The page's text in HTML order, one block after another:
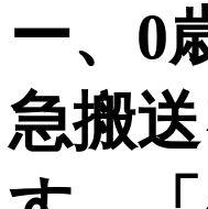
ー、0
急搬